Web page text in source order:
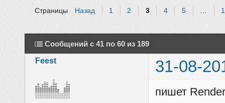
Страницы Назад 1 2 3 4 5 …
Сообщений с 41 по 60 из 189
Feest
31-08-
пишет